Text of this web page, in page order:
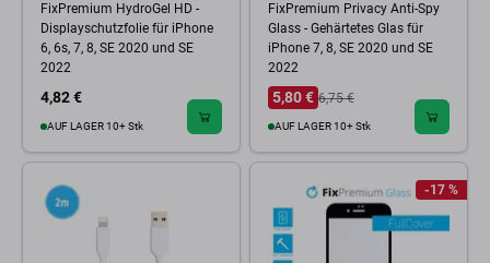
FixPremium HydroGel HD -
Displayschutzfolie für iPhone
6, 6s, 7, 8, SE 2020 und SE
2022
4,82 €
AUF LAGER 10+ Stk
FixPremium Privacy Anti-Spy
Glass - Gehärtetes Glas für
iPhone 7, 8, SE 2020 und SE
2022
5,80 € 6,75 €
AUF LAGER 10+ Stk
-17 %